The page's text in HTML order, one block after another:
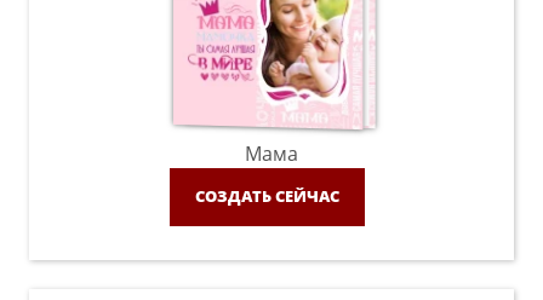
Мама
СОЗДАТЬ СЕЙЧАС